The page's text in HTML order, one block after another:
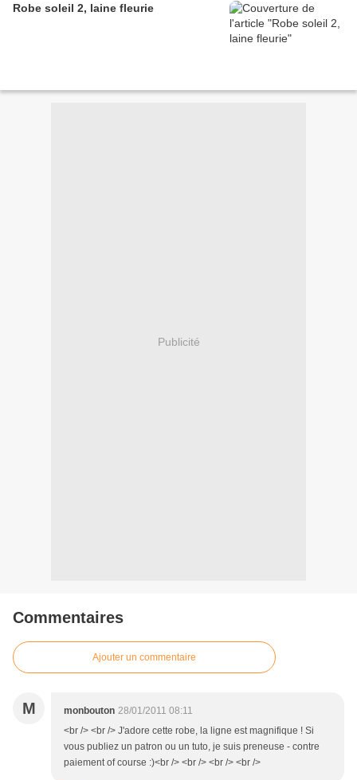
Robe soleil 2, laine fleurie
Publicité
Commentaires
Ajouter un commentaire
M monbouton 28/01/2011 08:11
<br /> <br /> J'adore cette robe, la ligne est magnifique ! Si
vous publiez un patron ou un tuto, je suis preneuse - contre
paiement of course :)<br /> <br /> <br /> <br />